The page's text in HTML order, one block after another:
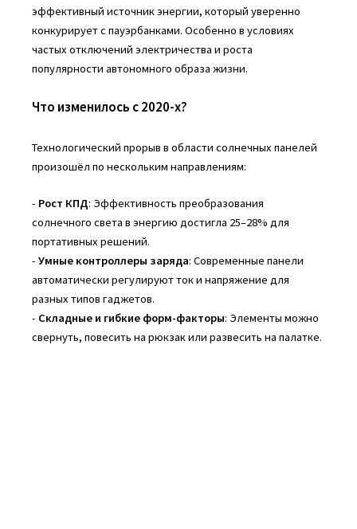
эффективный источник энергии, который уверенно
конкурирует с пауэрбанками. Особенно в условиях
частых отключений электричества и роста
популярности автономного образа жизни.
Что изменилось с 2020-х?
Технологический прорыв в области солнечных панелей
произошёл по нескольким направлениям:
- Рост КПД: Эффективность преобразования
солнечного света в энергию достигла 25–28% для
портативных решений.
- Умные контроллеры заряда: Современные панели
автоматически регулируют ток и напряжение для
разных типов гаджетов.
- Складные и гибкие форм-факторы: Элементы можно
свернуть, повесить на рюкзак или развесить на палатке.